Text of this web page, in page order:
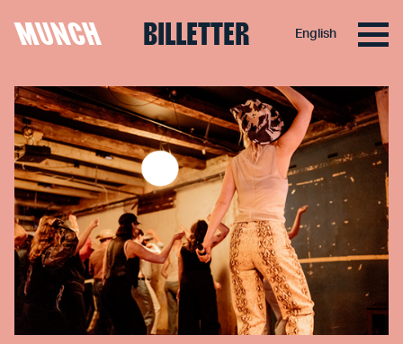
MUNCH BILLETTER English